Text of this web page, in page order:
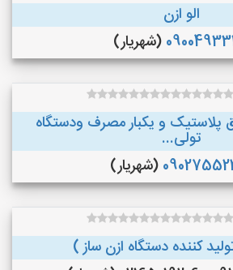
الو ازن
(شهریار)
پلاستیک و یکبار مصرف ودستگاه
تولی...
(شهریار)
کننده دستگاه ازن ساز )